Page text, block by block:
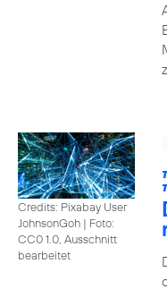
Credits: Pixabay User
JohnsonGoh | Foto:
CC0 1.0, Ausschnitt
bearbeitet